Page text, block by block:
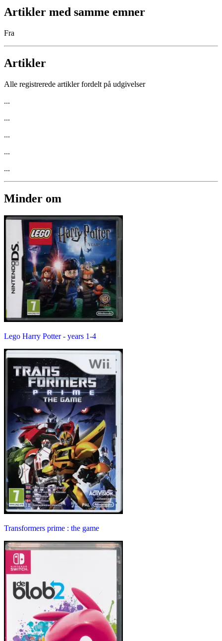
Artikler med samme emner
Fra
Artikler
Alle registrerede artikler fordelt på udgivelser
...
...
...
...
...
Minder om
Lego Harry Potter - years 1-4
Transformers prime : the game